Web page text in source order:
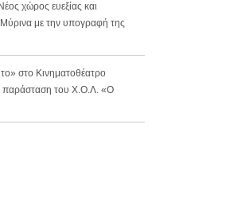
χώρος ευεξίας και
με την υπογραφή της
στο Κινηματοθέατρο
παράσταση του Χ.Ο.Λ. «Ο